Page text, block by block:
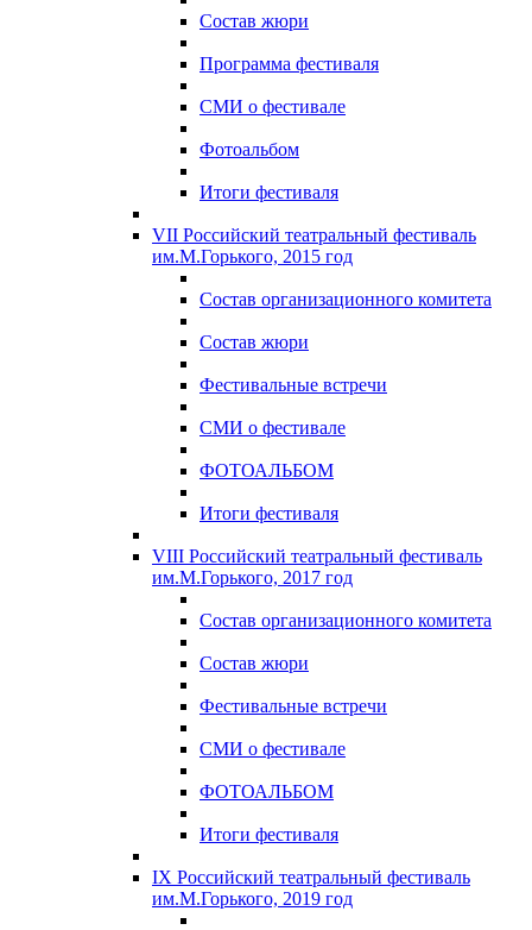
Состав жюри
Программа фестиваля
СМИ о фестивале
Фотоальбом
Итоги фестиваля
VII Российский театральный фестиваль
им.М.Горького, 2015 год
Состав организационного комитета
Состав жюри
Фестивальные встречи
СМИ о фестивале
ФОТОАЛЬБОМ
Итоги фестиваля
VIII Российский театральный фестиваль
им.М.Горького, 2017 год
Состав организационного комитета
Состав жюри
Фестивальные встречи
СМИ о фестивале
ФОТОАЛЬБОМ
Итоги фестиваля
IX Российский театральный фестиваль
им.М.Горького, 2019 год